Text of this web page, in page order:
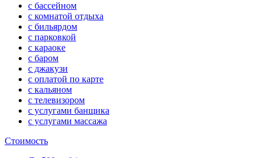
с бассейном
с комнатой отдыха
с бильярдом
с парковкой
с караоке
с баром
с джакузи
с оплатой по карте
с кальяном
с телевизором
с услугами банщика
с услугами массажа
Стоимость